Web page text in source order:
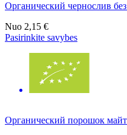
Органический чернослив без
Nuo 2,15 €
Pasirinkite savybes
Органический порошок